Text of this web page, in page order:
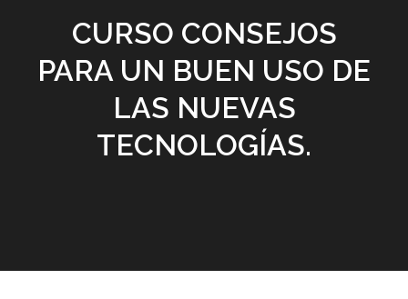
CURSO CONSEJOS
PARA UN BUEN USO DE
LAS NUEVAS
TECNOLOGÍAS.